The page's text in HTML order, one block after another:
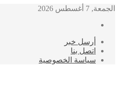
الجمعة, 7 أغسطس 2026
أرسل خبر
اتصل بنا
سياسة الخصوصية